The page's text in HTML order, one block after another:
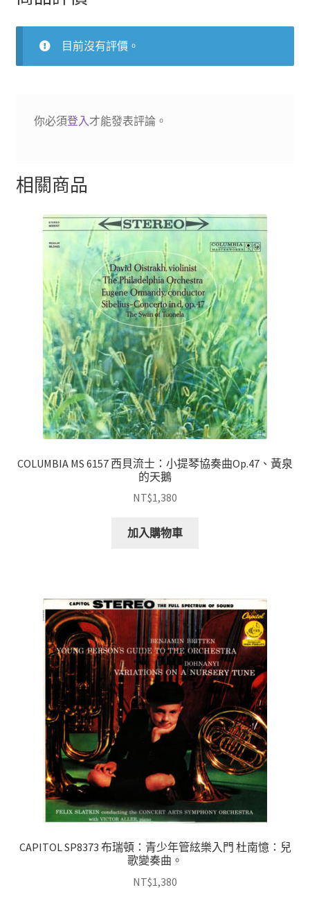
量
目前沒有評價。
你必須登入才能發表評論。
相關商品
COLUMBIA MS 6157 西貝流士：小提琴協奏曲Op.47、黃泉
的天鵝
NT$1,380
加入購物車
CAPITOL SP8373 布瑞頓：青少年管絃樂入門 杜南憶：兒
歌變奏曲。
NT$1,380